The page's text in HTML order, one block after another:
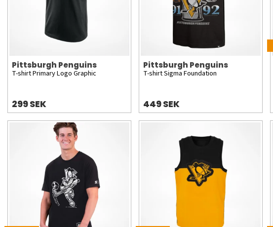
Pittsburgh Penguins
T-shirt Primary Logo Graphic
299 SEK
Pittsburgh Penguins
T-shirt Sigma Foundation
449 SEK